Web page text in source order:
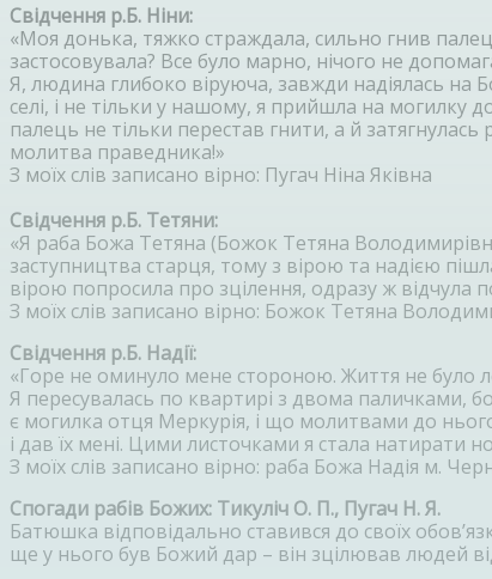
Свідчення р.Б. Ніни:
«Моя донька, тяжко страждала, сильно гнив
застосовувала? Все було марно, нічого не
Я, людина глибоко віруюча, завжди надіялась
селі, і не тільки у нашому, я прийшла на могилку
палець не тільки перестав гнити, а й
молитва праведника!»
З моїх слів записано вірно: Пугач Ніна Яківна
Свідчення р.Б. Тетяни:
«Я раба Божа Тетяна (Божок Тетяна
заступництва старця, тому з вірою та надією
вірою попросила про зцілення, одразу ж відчула
З моїх слів записано вірно: Божок Тетяна
Свідчення р.Б. Надії:
«Горе не оминуло мене стороною. Життя не було
Я пересувалась по квартирі з двома паличками,
є могилка отця Меркурія, і що молитвами до
і дав їх мені. Цими листочками я стала натирати
З моїх слів записано вірно: раба Божа Надія м.
Спогади рабів Божих: Тикуліч О. П., Пугач Н. Я.
Батюшка відповідально ставився до своїх
ще у нього був Божий дар – він зцілював людей